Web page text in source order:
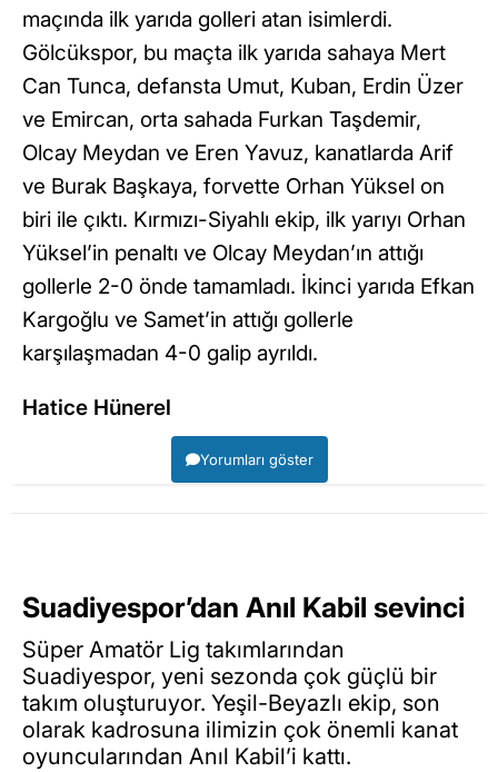
maçında ilk yarıda golleri atan isimlerdi.
Gölcükspor, bu maçta ilk yarıda sahaya Mert
Can Tunca, defansta Umut, Kuban, Erdin Üzer
ve Emircan, orta sahada Furkan Taşdemir,
Olcay Meydan ve Eren Yavuz, kanatlarda Arif
ve Burak Başkaya, forvette Orhan Yüksel on
biri ile çıktı. Kırmızı-Siyahlı ekip, ilk yarıyı Orhan
Yüksel’in penaltı ve Olcay Meydan’ın attığı
gollerle 2-0 önde tamamladı. İkinci yarıda Efkan
Kargoğlu ve Samet’in attığı gollerle
karşılaşmadan 4-0 galip ayrıldı.
Hatice Hünerel
Yorumları göster
Suadiyespor’dan Anıl Kabil sevinci
Süper Amatör Lig takımlarından
Suadiyespor, yeni sezonda çok güçlü bir
takım oluşturuyor. Yeşil-Beyazlı ekip, son
olarak kadrosuna ilimizin çok önemli kanat
oyuncularından Anıl Kabil’i kattı.